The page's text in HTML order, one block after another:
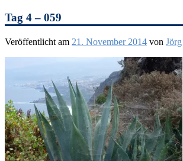
Tag 4 – 059
Veröffentlicht am 21. November 2014 von Jörg